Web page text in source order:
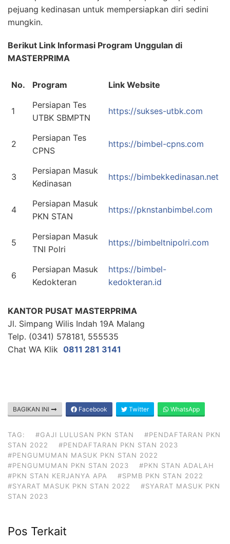
pejuang kedinasan untuk mempersiapkan diri sedini
mungkin.
Berikut Link Informasi Program Unggulan di
MASTERPRIMA
No. Program Link Website
1
Persiapan Tes
UTBK SBMPTN
https://sukses-utbk.com
2
Persiapan Tes
CPNS
https://bimbel-cpns.com
3
Persiapan Masuk
Kedinasan
https://bimbekkedinasan.net
4
Persiapan Masuk
PKN STAN
https://pknstanbimbel.com
5
Persiapan Masuk
TNI Polri
https://bimbeltnipolri.com
6
Persiapan Masuk
Kedokteran
https://bimbel-
kedokteran.id
KANTOR PUSAT MASTERPRIMA
Jl. Simpang Wilis Indah 19A Malang
Telp. (0341) 578181, 555535
Chat WA Klik 0811 281 3141
BAGIKAN INI Facebook Twitter WhatsApp
TAG: #GAJI LULUSAN PKN STAN
#PENDAFTARAN PKN
STAN 2022
#PENDAFTARAN PKN STAN 2023
#PENGUMUMAN MASUK PKN STAN 2022
#PENGUMUMAN PKN STAN 2023
#PKN STAN ADALAH
#PKN STAN KERJANYA APA
#SPMB PKN STAN 2022
#SYARAT MASUK PKN STAN 2022
#SYARAT MASUK PKN
STAN 2023
Pos Terkait